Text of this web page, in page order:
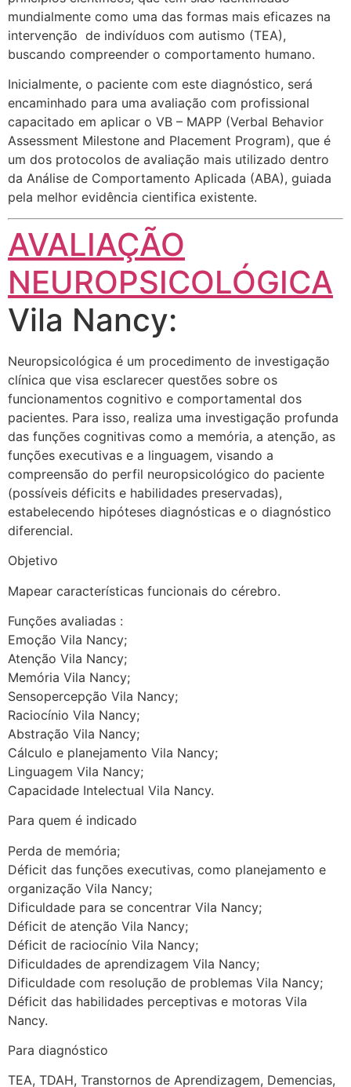
mundialmente como uma das formas mais eficazes na
intervenção de indivíduos com autismo (TEA),
buscando compreender o comportamento humano.
Inicialmente, o paciente com este diagnóstico, será
encaminhado para uma avaliação com profissional
capacitado em aplicar o VB – MAPP (Verbal Behavior
Assessment Milestone and Placement Program), que é
um dos protocolos de avaliação mais utilizado dentro
da Análise de Comportamento Aplicada (ABA), guiada
pela melhor evidência cientifica existente.
AVALIAÇÃO
NEUROPSICOLÓGICA
Vila Nancy:
Neuropsicológica é um procedimento de investigação
clínica que visa esclarecer questões sobre os
funcionamentos cognitivo e comportamental dos
pacientes. Para isso, realiza uma investigação profunda
das funções cognitivas como a memória, a atenção, as
funções executivas e a linguagem, visando a
compreensão do perfil neuropsicológico do paciente
(possíveis déficits e habilidades preservadas),
estabelecendo hipóteses diagnósticas e o diagnóstico
diferencial.
Objetivo
Mapear características funcionais do cérebro.
Funções avaliadas :
Emoção Vila Nancy;
Atenção Vila Nancy;
Memória Vila Nancy;
Sensopercepção Vila Nancy;
Raciocínio Vila Nancy;
Abstração Vila Nancy;
Cálculo e planejamento Vila Nancy;
Linguagem Vila Nancy;
Capacidade Intelectual Vila Nancy.
Para quem é indicado
Perda de memória;
Déficit das funções executivas, como planejamento e
organização Vila Nancy;
Dificuldade para se concentrar Vila Nancy;
Déficit de atenção Vila Nancy;
Déficit de raciocínio Vila Nancy;
Dificuldades de aprendizagem Vila Nancy;
Dificuldade com resolução de problemas Vila Nancy;
Déficit das habilidades perceptivas e motoras Vila
Nancy.
Para diagnóstico
TEA, TDAH, Transtornos de Aprendizagem, Demencias,